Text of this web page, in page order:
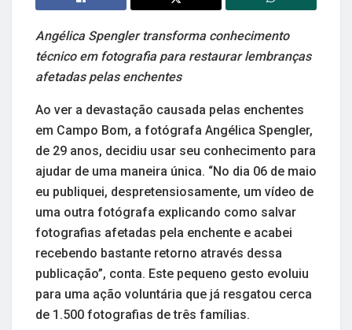
Angélica Spengler transforma conhecimento
técnico em fotografia para restaurar lembranças
afetadas pelas enchentes
Ao ver a devastação causada pelas enchentes
em Campo Bom, a fotógrafa Angélica Spengler,
de 29 anos, decidiu usar seu conhecimento para
ajudar de uma maneira única. “No dia 06 de maio
eu publiquei, despretensiosamente, um vídeo de
uma outra fotógrafa explicando como salvar
fotografias afetadas pela enchente e acabei
recebendo bastante retorno através dessa
publicação”, conta. Este pequeno gesto evoluiu
para uma ação voluntária que já resgatou cerca
de 1.500 fotografias de três famílias.